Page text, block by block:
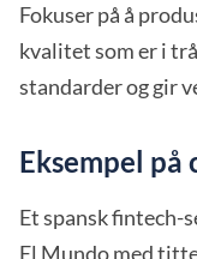
Fokuser på å
kvalitet som er i
standarder og gir
Eksempel på
Et spansk fintech-
El Mundo med